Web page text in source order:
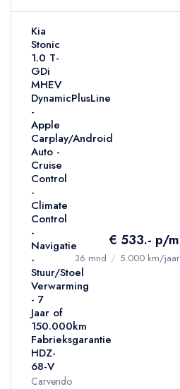
Kia
Stonic
1.0 T-
GDi
MHEV
DynamicPlusLine
-
Apple
Carplay/Android
Auto -
Cruise
Control
-
Climate
Control
-
Navigatie
-
Stuur/Stoel
Verwarming
- 7
Jaar of
150.000km
Fabrieksgarantie
HDZ-
68-V
Carvendo
€ 533.- p/m
36 mnd / 5.000 km/jaar